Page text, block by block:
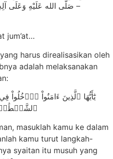
– صَلَّى الله عَلَيْهِ وَعَلَى
jum’at…
harus direalisasikan oleh
adalah melaksanakan
يَٰٓأَيُّهَا ٱلَّذِينَ ءَامَنُواْ
ٱلشَّيۡطَٰنِۚ
masuklah kamu ke dalam
kamu turut langkah-
syaitan itu musuh yang